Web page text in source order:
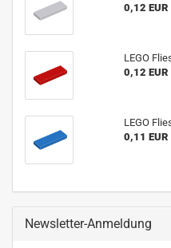
0,12 EUR
LEGO
0,12 EUR
LEGO
0,11 EUR
Newsletter-Anmeldung